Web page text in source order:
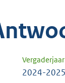
Vergaderjaar
2024-2025